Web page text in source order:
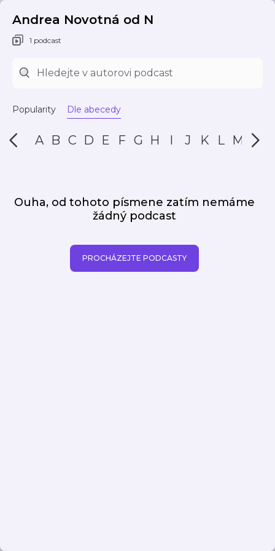
Andrea Novotná od N
1 podcast
Popularity Dle abecedy
A B C D E F G H I J K L M N
Ouha, od tohoto písmene zatím nemáme
žádný podcast
PROCHÁZEJTE PODCASTY